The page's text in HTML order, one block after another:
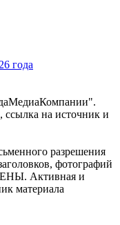
года
ссылка на источник и
разрешения
фотографий
Активная и
материала